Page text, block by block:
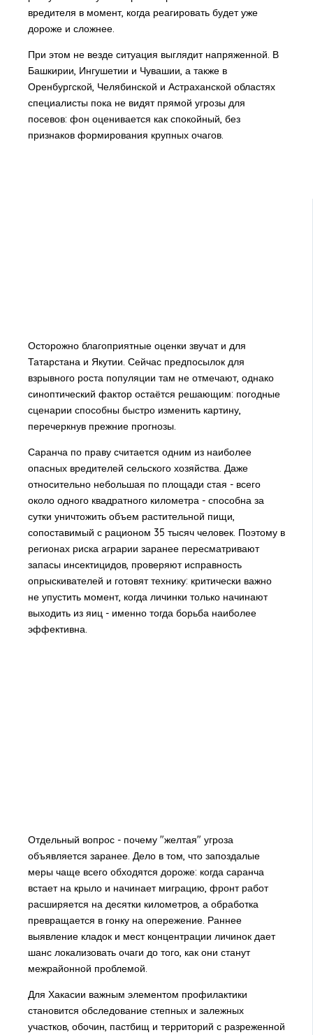
вредителя в момент, когда реагировать будет уже
дороже и сложнее.
При этом не везде ситуация выглядит напряженной. В
Башкирии, Ингушетии и Чувашии, а также в
Оренбургской, Челябинской и Астраханской областях
специалисты пока не видят прямой угрозы для
посевов: фон оценивается как спокойный, без
признаков формирования крупных очагов.
Осторожно благоприятные оценки звучат и для
Татарстана и Якутии. Сейчас предпосылок для
взрывного роста популяции там не отмечают, однако
синоптический фактор остаётся решающим: погодные
сценарии способны быстро изменить картину,
перечеркнув прежние прогнозы.
Саранча по праву считается одним из наиболее
опасных вредителей сельского хозяйства. Даже
относительно небольшая по площади стая - всего
около одного квадратного километра - способна за
сутки уничтожить объем растительной пищи,
сопоставимый с рационом 35 тысяч человек. Поэтому в
регионах риска аграрии заранее пересматривают
запасы инсектицидов, проверяют исправность
опрыскивателей и готовят технику: критически важно
не упустить момент, когда личинки только начинают
выходить из яиц - именно тогда борьба наиболее
эффективна.
Отдельный вопрос - почему "желтая" угроза
объявляется заранее. Дело в том, что запоздалые
меры чаще всего обходятся дороже: когда саранча
встает на крыло и начинает миграцию, фронт работ
расширяется на десятки километров, а обработка
превращается в гонку на опережение. Раннее
выявление кладок и мест концентрации личинок дает
шанс локализовать очаги до того, как они станут
межрайонной проблемой.
Для Хакасии важным элементом профилактики
становится обследование степных и залежных
участков, обочин, пастбищ и территорий с разреженной